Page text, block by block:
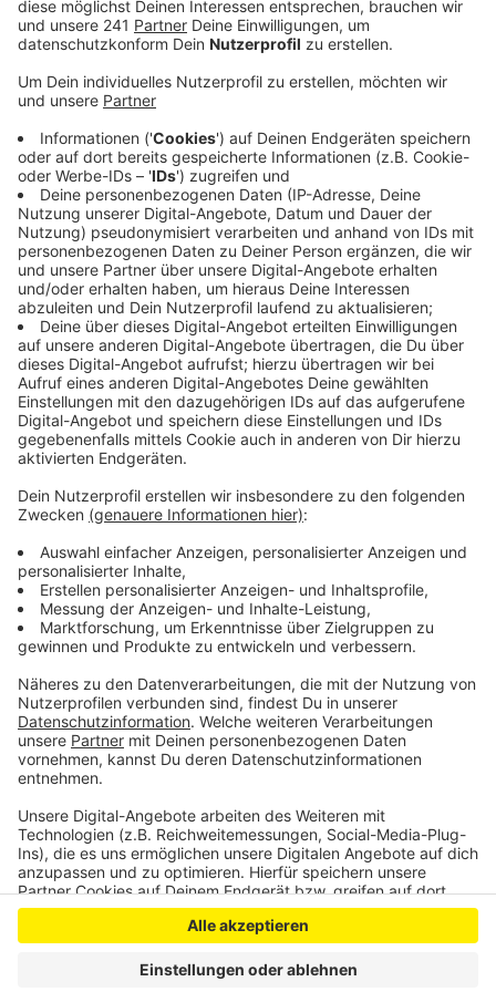
Anzeige
Veröffentlicht:Donnerstag, 22.07.2021 10:05
Anzeige
"Wir nehmen Flutopfer auf“ – das sagen Hotels in
unserer Stadt und aus ganz NRW. 1.000 kostenlose
Betten sind aktuell im Angebot. Ein Problem war
bisher, Hilfesuchende und Helfer zusammenzubringen,
so der Hotel- und Gaststättenverband. Und genau
dafür gibt es jetzt eine Lösung. Der Verband hat eine
Hotline eingerichtet.
Die Hotline lautet 0800 9886071 und ist zunächst von
10.00 Uhr bis 18.00 Uhr besetzt. Hoteliers, die selbst
weitere Zimmer zur Verfügung stellen möchten,
wenden sich bitte anEull@dehoga-nr.de.
Der Gastro-Branche hat außerdem weitere Hilfe
zugesagt: Wir wissen, dass es sich bei der Bewältigung
mindestens einen Mittelstreckenlauf handelt, heißt
es. Konzepte würden aktuell entwickelt.
Anzeige
Anzeige